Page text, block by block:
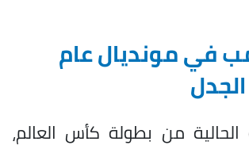
في مونديال عام
من بطولة كأس العالم،